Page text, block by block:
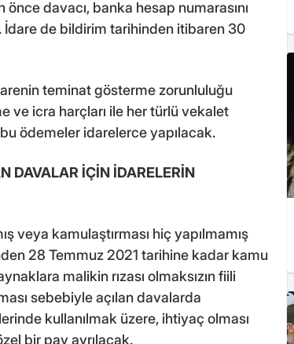
davacı, banka hesap numarasını
İdare de bildirim tarihinden itibaren 30
teminat gösterme zorunluluğu
ve icra harçları ile her türlü vekalet
ödemeler idarelerce yapılacak.
DAVALAR İÇİN İDARELERİN
veya kamulaştırması hiç yapılmamış
28 Temmuz 2021 tarihine kadar kamu
malikin rızası olmaksızın fiili
sebebiyle açılan davalarda
kullanılmak üzere, ihtiyaç olması
bir pay ayrılacak.